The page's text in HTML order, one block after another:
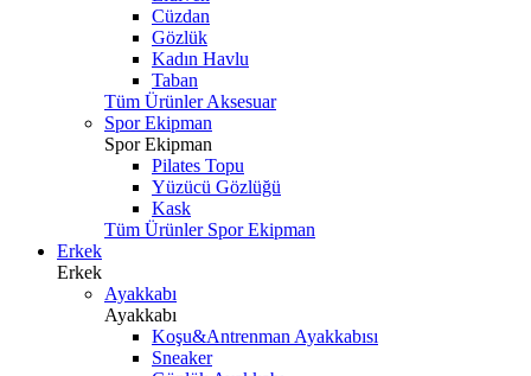
Cüzdan
Gözlük
Kadın Havlu
Taban
Tüm Ürünler Aksesuar
Spor Ekipman
Spor Ekipman
Pilates Topu
Yüzücü Gözlüğü
Kask
Tüm Ürünler Spor Ekipman
Erkek
Erkek
Ayakkabı
Ayakkabı
Koşu&Antrenman Ayakkabısı
Sneaker